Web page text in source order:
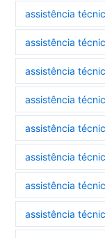
assistência
assistência
assistência
assistência
assistência
assistência
assistência
assistência